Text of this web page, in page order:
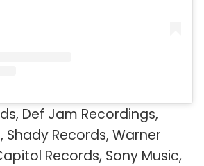
Def Jam Recordings,
Shady Records, Warner
Records, Sony Music,